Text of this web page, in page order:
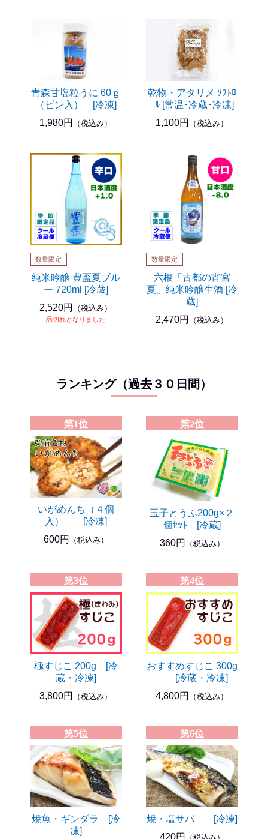
青森甘塩粒うに 60ｇ
（ビン入） [冷凍]
1,980円
（税込み）
乾物・アタリメ ｿﾌﾄﾛ
ｰﾙ [常温･冷蔵･冷凍]
1,100円
（税込み）
純米吟醸 豊盃夏ブル
ー 720ml [冷蔵]
2,520円
（税込み）
品切れとなりました
六根「古都の宵宮
夏」純米吟醸生酒 [冷
蔵]
2,470円
（税込み）
ランキング（過去３０日間）
第1位
いがめんち（４個
入） [冷凍]
600円
（税込み）
第2位
玉子とうふ200g×２
個ｾｯﾄ [冷蔵]
360円
（税込み）
第3位
極すじこ 200g [冷
蔵・冷凍]
3,800円
（税込み）
第4位
おすすめすじこ 300g
[冷蔵・冷凍]
4,800円
（税込み）
第5位
焼魚・ギンダラ [冷
凍]
第6位
焼・塩サバ [冷凍]